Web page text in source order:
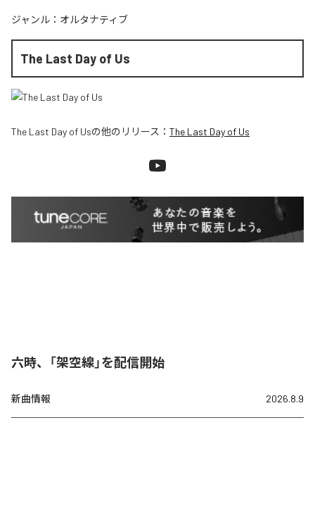
ジャンル： オルタナティブ
The Last Day of Us
The Last Day of Usの他のリリース： The Last Day of Us
六時、「架空線」を配信開始
新曲情報 2026.8.9